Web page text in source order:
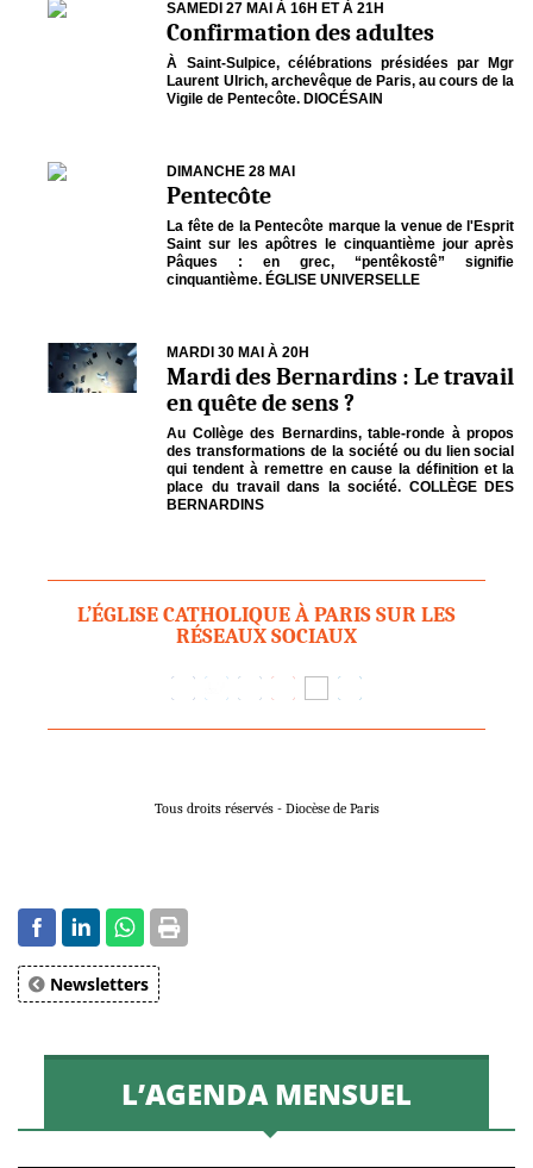
SAMEDI 27 MAI À 16H ET À 21H
Confirmation des adultes
À Saint-Sulpice, célébrations présidées par Mgr
Laurent Ulrich, archevêque de Paris, au cours de la
Vigile de Pentecôte. DIOCÉSAIN
DIMANCHE 28 MAI
Pentecôte
La fête de la Pentecôte marque la venue de l'Esprit
Saint sur les apôtres le cinquantième jour après
Pâques : en grec, “pentêkostê” signifie
cinquantième. ÉGLISE UNIVERSELLE
MARDI 30 MAI À 20H
Mardi des Bernardins : Le travail
en quête de sens ?
Au Collège des Bernardins, table-ronde à propos
des transformations de la société ou du lien social
qui tendent à remettre en cause la définition et la
place du travail dans la société. COLLÈGE DES
BERNARDINS
L’ÉGLISE CATHOLIQUE À PARIS SUR LES
RÉSEAUX SOCIAUX
Tous droits réservés - Diocèse de Paris
Newsletters
L’AGENDA MENSUEL